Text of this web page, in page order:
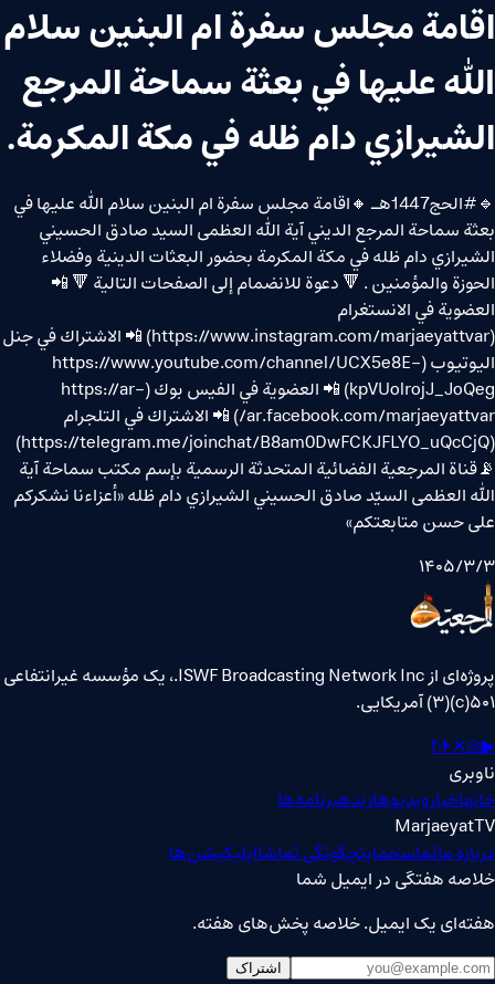
اقامة مجلس سفرة ام البنين سلام
الله عليها في بعثة سماحة المرجع
الشيرازي دام ظله في مكة المكرمة.
🔹#الحج1447هـ 🔸اقامة مجلس سفرة ام البنين سلام الله عليها في
بعثة سماحة المرجع الديني آية الله العظمى السيد صادق الحسيني
الشيرازي دام ظله في مكة المكرمة بحضور البعثات الدينية وفضلاء
الحوزة والمؤمنين . 🔻 دعوة للانضمام إلى الصفحات التالية 🔻 📲
العضوية في الانستغرام
(https://www.instagram.com/marjaeyattvar) 📲 الاشتراك في جنل
اليوتيوب (https://www.youtube.com/channel/UCX5e8E-
kpVUolrojJ_JoQeg) 📲 العضوية في الفيس بوك (https://ar-
ar.facebook.com/marjaeyattvar/) 📲 الاشتراك في التلجرام
(https://telegram.me/joinchat/B8am0DwFCKJFLYO_uQcCjQ)
📡قناة المرجعية الفضائية المتحدثة الرسمية بإسم مكتب سماحة آية
الله العظمى السيّد صادق الحسيني الشيرازي دام ظله «أعزاءنا نشكركم
على حسن متابعتكم»
۱۴۰۵/۳/۳
پروژه‌ای از ISWF Broadcasting Network Inc.، یک مؤسسه غیرانتفاعی
۵۰۱(c)(۳) آمریکایی.
▶
◎
✕
✈
f
ناوبری
خانهاخبارویدیوهازندهبرنامه‌ها
MarjaeyatTV
درباره ماتماسحمایتچگونگی تماشااپلیکیشن‌ها
خلاصه هفتگی در ایمیل شما
هفته‌ای یک ایمیل. خلاصه پخش‌های هفته.
اشتراک